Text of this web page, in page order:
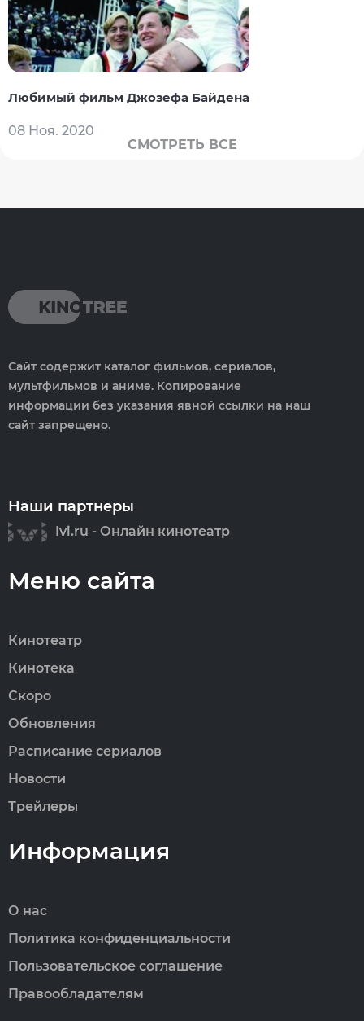
Любимый фильм Джозефа Байдена
08 Ноя. 2020
СМОТРЕТЬ ВСЕ
Сайт содержит каталог фильмов, сериалов,
мультфильмов и аниме. Копирование
информации без указания явной ссылки на наш
сайт запрещено.
Наши партнеры
Ivi.ru - Онлайн кинотеатр
Меню сайта
Кинотеатр
Кинотека
Скоро
Обновления
Расписание сериалов
Новости
Трейлеры
Информация
О нас
Политика конфиденциальности
Пользовательское соглашение
Правообладателям